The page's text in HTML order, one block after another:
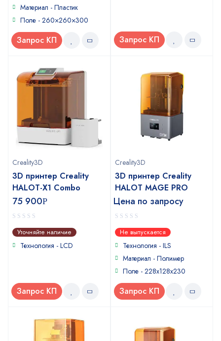
Материал - Пластик
Поле - 260×260×300
Запрос КП Запрос КП
Creality3D
3D принтер Creality
HALOT-X1 Combo
75 900Р
0
out
of
Уточняйте наличие
Технология - LCD
Запрос КП
Creality3D
3D принтер Creality
HALOT MAGE PRO
Цена по запросу
0
out
of
Не выпускается
Технология - ILS
Материал - Полимер
Поле - 228х128х230
Запрос КП